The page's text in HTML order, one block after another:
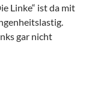
Linke“ ist da mit
gar nicht